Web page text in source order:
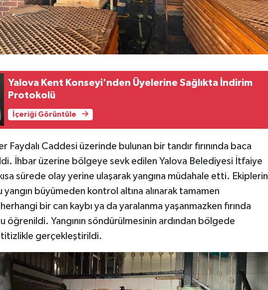
Yalova Kent Konseyi'nden Üyelerine Sağlıkta İndirim
Protokolü
İçeriği Görüntüle
Faydalı Caddesi üzerinde bulunan bir tandır fırınında baca
İhbar üzerine bölgeye sevk edilen Yalova Belediyesi İtfaiye
sürede olay yerine ulaşarak yangına müdahale etti. Ekiplerin
yangın büyümeden kontrol altına alınarak tamamen
bir can kaybı ya da yaralanma yaşanmazken fırında
öğrenildi. Yangının söndürülmesinin ardından bölgede
titizlikle gerçekleştirildi.